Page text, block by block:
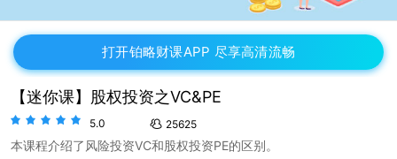
打开铂略财课APP 尽享高清流畅
【迷你课】股权投资之VC&PE
5.0 25625
本课程介绍了风险投资VC和股权投资PE的区别。